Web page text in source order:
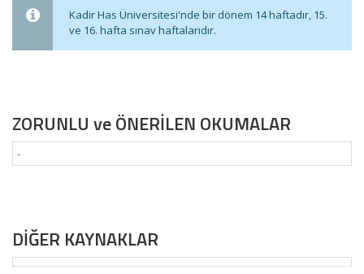
Kadir Has Üniversitesi'nde bir dönem 14 haftadır, 15.
ve 16. hafta sınav haftalarıdır.
ZORUNLU ve ÖNERİLEN OKUMALAR
-
DİĞER KAYNAKLAR